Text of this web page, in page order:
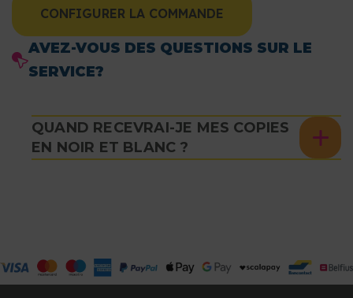
CONFIGURER LA COMMANDE
AVEZ-VOUS DES QUESTIONS SUR LE
SERVICE?
QUAND RECEVRAI-JE MES COPIES
EN NOIR ET BLANC ?